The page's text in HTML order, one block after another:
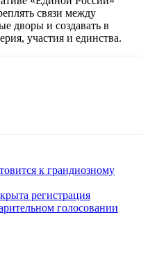
связи между
дворы и создавать в
участия и единства.
к грандиозному
регистрация
голосовании